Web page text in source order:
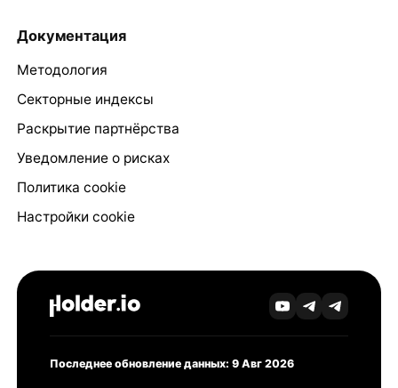
Документация
Методология
Секторные индексы
Раскрытие партнёрства
Уведомление о рисках
Политика cookie
Настройки cookie
Последнее обновление данных: 9 Авг 2026